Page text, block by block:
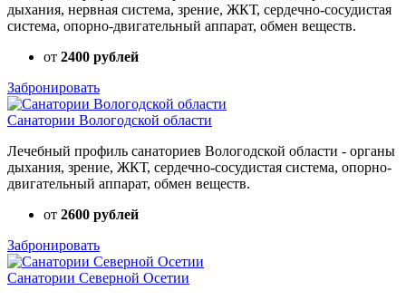
дыхания, нервная система, зрение, ЖКТ, сердечно-сосудистая
система, опорно-двигательный аппарат, обмен веществ.
от 2400 рублей
Забронировать
Санатории Вологодской области
Лечебный профиль санаториев Вологодской области - органы
дыхания, зрение, ЖКТ, сердечно-сосудистая система, опорно-
двигательный аппарат, обмен веществ.
от 2600 рублей
Забронировать
Санатории Северной Осетии